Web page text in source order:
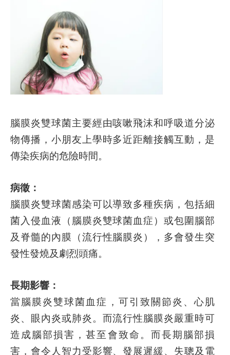
腦膜炎雙球菌主要經由咳嗽飛沫和呼吸道分泌
物傳播，小朋友上學時多近距離接觸互動，是
傳染疾病的危險時間。
病徵：
腦膜炎雙球菌感染可以導致多種疾病，包括細
菌入侵血液（腦膜炎雙球菌血症）或包圍腦部
及脊髓的內膜（流行性腦膜炎），多會發生突
發性發燒及劇烈頭痛。
長期影響：
當腦膜炎雙球菌血症，可引致關節炎、心肌
炎、眼內炎或肺炎。而流行性腦膜炎嚴重時可
造成腦部損害，甚至會致命。而長期腦部損
害，會令人智力受影響、發展遲緩、失聰及電